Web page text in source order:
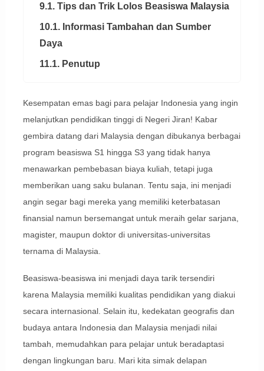
9.1. Tips dan Trik Lolos Beasiswa Malaysia
10.1. Informasi Tambahan dan Sumber
Daya
11.1. Penutup
Kesempatan emas bagi para pelajar Indonesia yang ingin
melanjutkan pendidikan tinggi di Negeri Jiran! Kabar
gembira datang dari Malaysia dengan dibukanya berbagai
program beasiswa S1 hingga S3 yang tidak hanya
menawarkan pembebasan biaya kuliah, tetapi juga
memberikan uang saku bulanan. Tentu saja, ini menjadi
angin segar bagi mereka yang memiliki keterbatasan
finansial namun bersemangat untuk meraih gelar sarjana,
magister, maupun doktor di universitas-universitas
ternama di Malaysia.
Beasiswa-beasiswa ini menjadi daya tarik tersendiri
karena Malaysia memiliki kualitas pendidikan yang diakui
secara internasional. Selain itu, kedekatan geografis dan
budaya antara Indonesia dan Malaysia menjadi nilai
tambah, memudahkan para pelajar untuk beradaptasi
dengan lingkungan baru. Mari kita simak delapan